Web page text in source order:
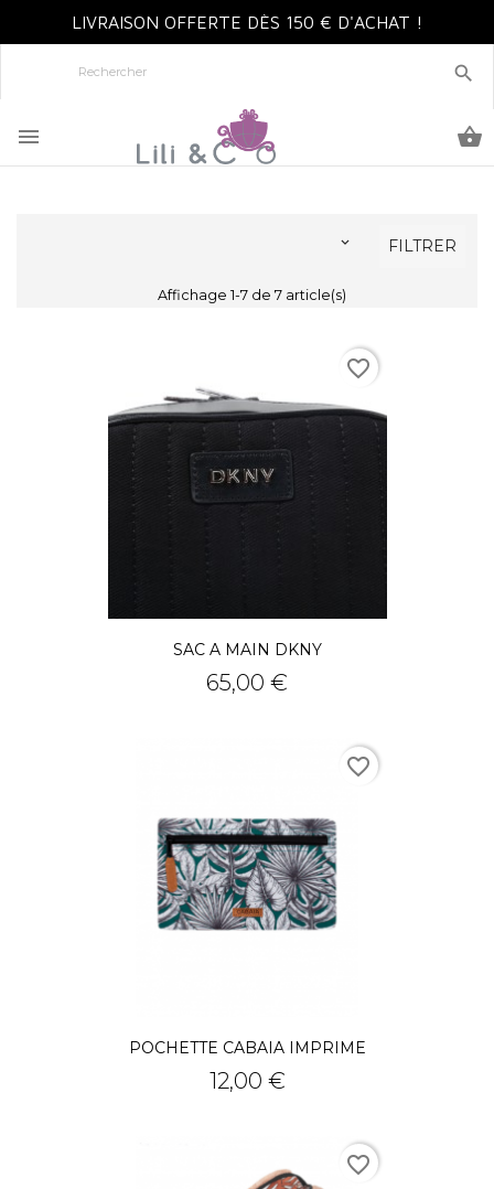
LIVRAISON OFFERTE DÈS 150 € D'ACHAT !

 
 FILTRER
Affichage 1-7 de 7 article(s)
SAC A MAIN DKNY
Prix
65,00 €
favorite_border
POCHETTE CABAIA IMPRIME
Prix
12,00 €
favorite_border
favorite_border